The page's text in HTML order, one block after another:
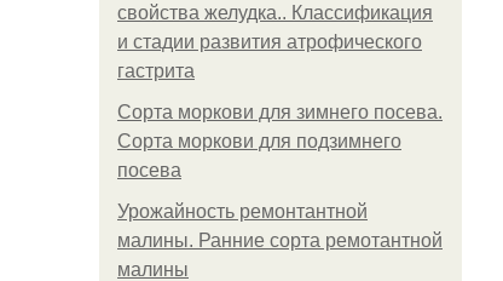
свойства желудка.. Классификация
и стадии развития атрофического
гастрита
Сорта моркови для зимнего посева.
Сорта моркови для подзимнего
посева
Урожайность ремонтантной
малины. Ранние сорта ремотантной
малины